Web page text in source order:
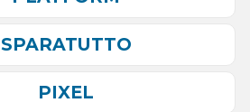
SPARATUTTO
PIXEL